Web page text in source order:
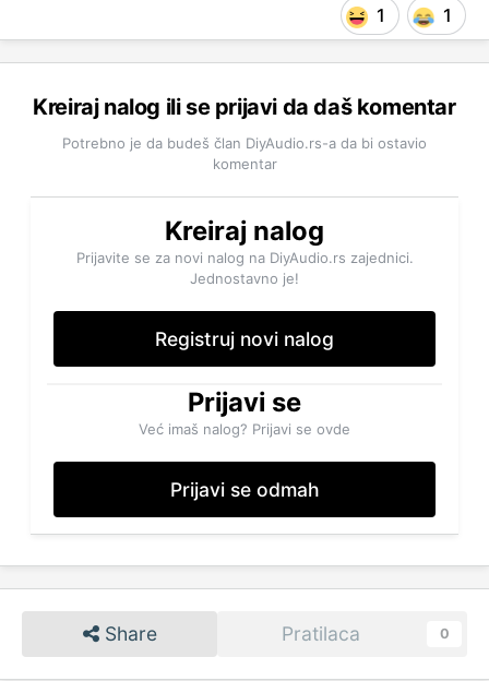
1 1
Kreiraj nalog ili se prijavi da daš komentar
Potrebno je da budeš član DiyAudio.rs-a da bi ostavio
komentar
Kreiraj nalog
Prijavite se za novi nalog na DiyAudio.rs zajednici.
Jednostavno je!
Registruj novi nalog
Prijavi se
Već imaš nalog? Prijavi se ovde
Prijavi se odmah
Share Pratilaca 0